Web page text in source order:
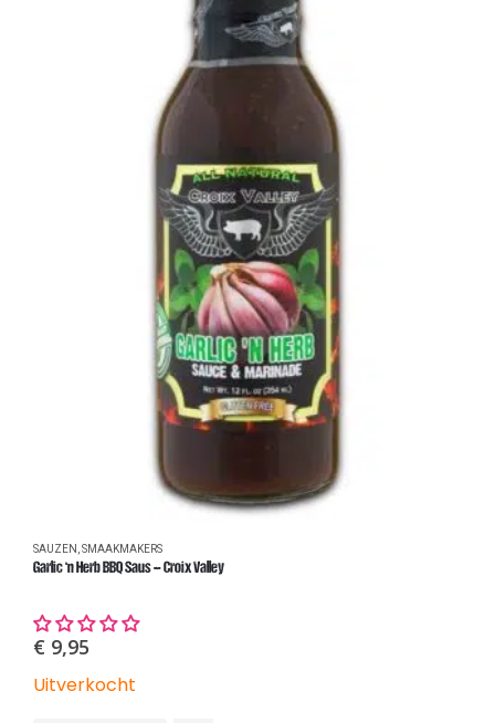
SAUZEN SMAAKMAKERS
Garlic ‘n Herb BBQ Saus – Croix Valley
€ 9,95
Uitverkocht